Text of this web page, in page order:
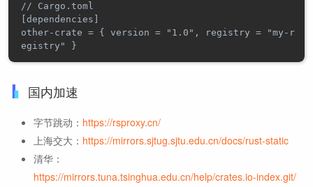
// Cargo.toml
[dependencies]
other-crate = { version = "1.0", registry = "my-r
国内加速
字节跳动： https://rsproxy.cn/
上海交大： https://mirrors.sjtug.sjtu.edu.cn/docs/rust-static
清华：
https://mirrors.tuna.tsinghua.edu.cn/help/crates.io-index.git/